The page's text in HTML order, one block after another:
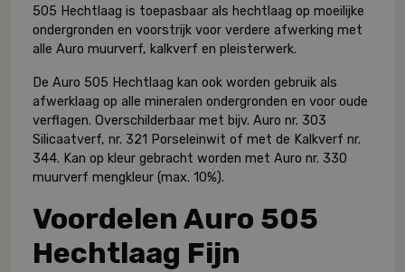
505 Hechtlaag is toepasbaar als hechtlaag op moeilijke
ondergronden en voorstrijk voor verdere afwerking met
alle Auro muurverf, kalkverf en pleisterwerk.
De Auro 505 Hechtlaag kan ook worden gebruik als
afwerklaag op alle mineralen ondergronden en voor oude
verflagen. Overschilderbaar met bijv. Auro nr. 303
Silicaatverf, nr. 321 Porseleinwit of met de Kalkverf nr.
344. Kan op kleur gebracht worden met Auro nr. 330
muurverf mengkleur (max. 10%).
Voordelen Auro 505
Hechtlaag Fijn